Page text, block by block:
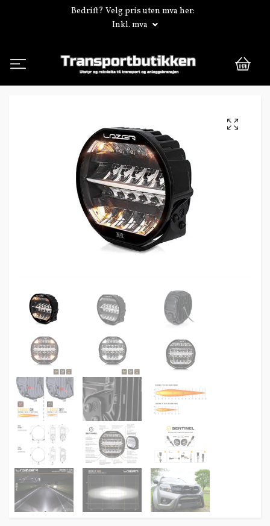
Bedrift? Velg pris uten mva her:
Inkl. mva
0